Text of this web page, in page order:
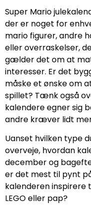
Super Mario
der er noget for
mario figurer, andre
eller overraskelser,
gælder det om at
interesser. Er det
måske et ønske om
spillet? Tænk også
kalendere egner sig
andre kræver lidt
Uanset hvilken type
overveje, hvordan
december og
er det mest til pynt
kalenderen inspirere
LEGO eller pap?